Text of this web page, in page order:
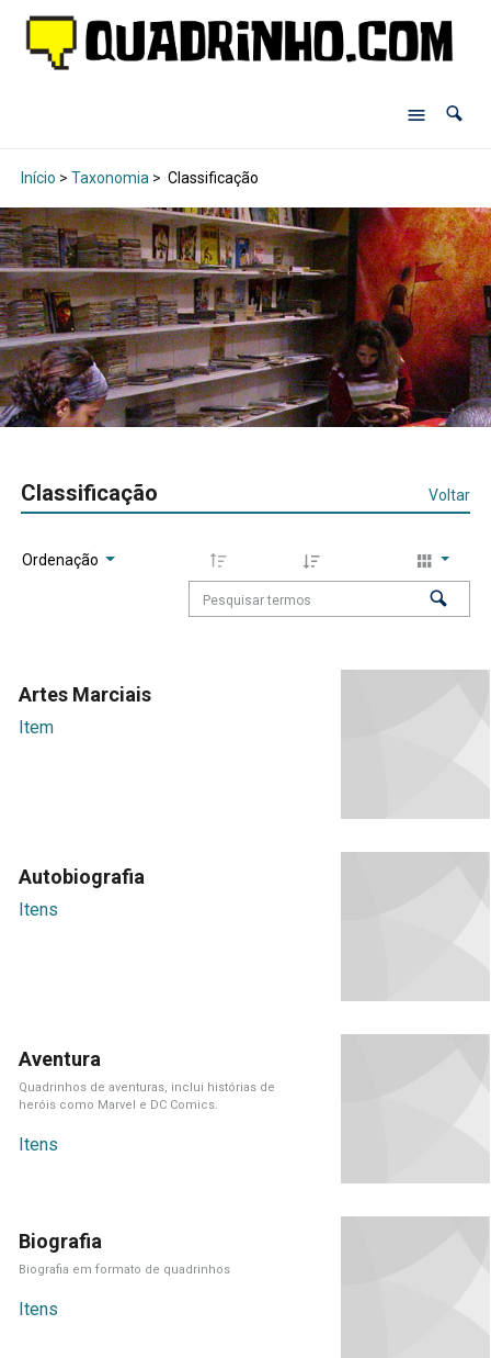
Início > Taxonomia > Classificação
Classificação Voltar
Ordenação
Artes Marciais
Item
Autobiografia
Itens
Aventura
Quadrinhos de aventuras, inclui histórias de
heróis como Marvel e DC Comics.
Itens
Biografia
Biografia em formato de quadrinhos
Itens